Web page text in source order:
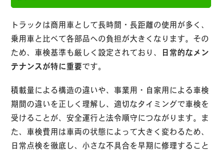
トラックは商用車として長時間・長距離の使用が多く、
乗用車と比べて各部品への負担が大きくなります。その
ため、車検基準も厳しく設定されており、
日常的なメン
テナンスが特に重要です。
積載量による構造の違いや、事業用・自家用による車検
期間の違いを正しく理解し、適切なタイミングで車検を
受けることが、安全運行と法令順守につながります。ま
た、車検費用は車両の状態によって大きく変わるため、
日常点検を徹底し、小さな不具合を早期に修理すること